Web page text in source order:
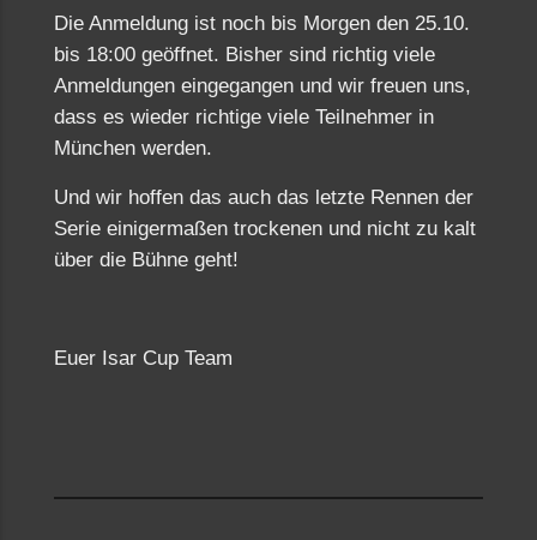
Die Anmeldung ist noch bis Morgen den 25.10.
bis 18:00 geöffnet. Bisher sind richtig viele
Anmeldungen eingegangen und wir freuen uns,
dass es wieder richtige viele Teilnehmer in
München werden.
Und wir hoffen das auch das letzte Rennen der
Serie einigermaßen trockenen und nicht zu kalt
über die Bühne geht!
Euer Isar Cup Team